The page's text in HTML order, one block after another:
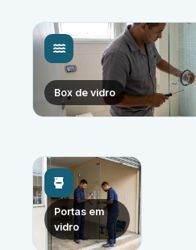
Box de vidro
Portas em
vidro